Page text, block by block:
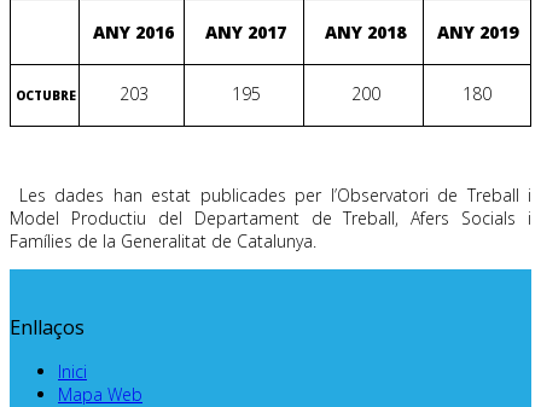
ANY 2016 ANY 2017 ANY 2018 ANY 2019
OCTUBRE 203 195 200 180
Les dades han estat publicades per l’Observatori de Treball i
Model Productiu del Departament de Treball, Afers Socials i
Famílies de la Generalitat de Catalunya.
Enllaços
Inici
Mapa Web